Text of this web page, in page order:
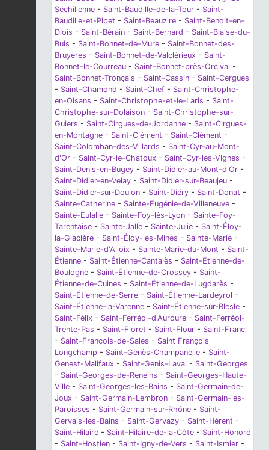
Séchilienne - Saint-Baudille-de-la-Tour - Saint-
Baudille-et-Pipet - Saint-Beauzire - Saint-Benoit-en-
Diois - Saint-Bérain - Saint-Bernard - Saint-Blaise-du-
Buis - Saint-Bonnet-de-Mure - Saint-Bonnet-des-
Bruyères - Saint-Bonnet-de-Valclérieux - Saint-
Bonnet-le-Courreau - Saint-Bonnet-près-Orcival -
Saint-Bonnet-Tronçais - Saint-Cassin - Saint-Cergues
- Saint-Chamond - Saint-Chef - Saint-Christophe-
en-Oisans - Saint-Christophe-et-le-Laris - Saint-
Christophe-sur-Dolaison - Saint-Christophe-sur-
Guiers - Saint-Cirgues-de-Jordanne - Saint-Cirgues-
en-Montagne - Saint-Clément - Saint-Clément -
Saint-Colomban-des-Villards - Saint-Cyr-au-Mont-
d'Or - Saint-Cyr-le-Chatoux - Saint-Cyr-les-Vignes -
Saint-Denis-en-Bugey - Saint-Didier-au-Mont-d'Or -
Saint-Didier-en-Velay - Saint-Didier-sur-Beaujeu -
Saint-Didier-sur-Doulon - Saint-Diéry - Saint-Donat -
Sainte-Catherine - Sainte-Eugénie-de-Villeneuve -
Sainte-Eulalie - Sainte-Foy-lès-Lyon - Sainte-Foy-
Tarentaise - Sainte-Jalle - Sainte-Julie - Saint-Éloy-
la-Glacière - Saint-Éloy-les-Mines - Sainte-Marie -
Sainte-Marie-d'Alloix - Sainte-Marie-du-Mont - Saint-
Étienne - Saint-Étienne-Cantalès - Saint-Étienne-de-
Boulogne - Saint-Étienne-de-Crossey - Saint-
Étienne-de-Cuines - Saint-Étienne-de-Lugdarès -
Saint-Étienne-de-Serre - Saint-Étienne-Lardeyrol -
Saint-Étienne-la-Varenne - Saint-Étienne-sur-Blesle -
Saint-Félix - Saint-Ferréol-d'Auroure - Saint-Ferréol-
Trente-Pas - Saint-Floret - Saint-Flour - Saint-Franc
- Saint-François-de-Sales - Saint François
Longchamp - Saint-Genès-Champanelle - Saint-
Genest-Malifaux - Saint-Genis-Laval - Saint-Georges
- Saint-Georges-de-Reneins - Saint-Georges-Haute-
Ville - Saint-Georges-les-Bains - Saint-Germain-de-
Joux - Saint-Germain-Lembron - Saint-Germain-les-
Paroisses - Saint-Germain-sur-Rhône - Saint-
Gervais-les-Bains - Saint-Gervazy - Saint-Hérent -
Saint-Hilaire - Saint-Hilaire-de-la-Côte - Saint-Honoré
- Saint-Hostien - Saint-Igny-de-Vers - Saint-Ismier -